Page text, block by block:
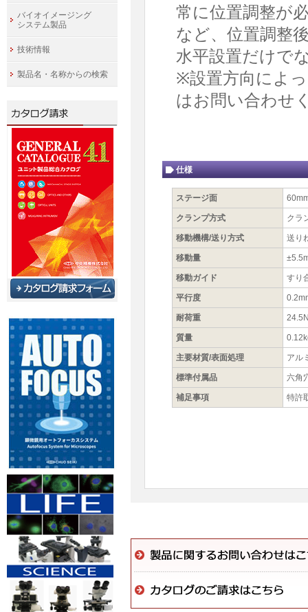
常に位置調整が
など、位置調整
水平設置だけで
※設置方向によ
はお問い合わせ
仕様
ステージ面
クランプ方式 クラ
移動機構/送り方式 送り
移動量
移動ガイド すり
平行度
耐荷重
質量
主要材質/表面処理 アル
標準付属品 六角
補足事項 特許
バイオイメージング
システム製品
技術情報
製品名・名称からの検索